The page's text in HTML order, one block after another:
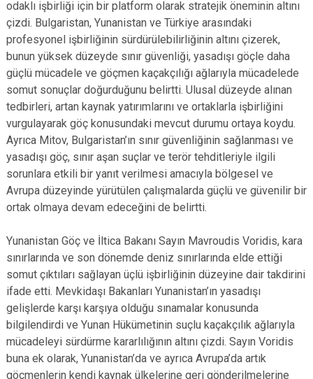
odaklı işbirliği için bir platform olarak stratejik öneminin altını
çizdi. Bulgaristan, Yunanistan ve Türkiye arasındaki
profesyonel işbirliğinin sürdürülebilirliğinin altını çizerek,
bunun yüksek düzeyde sınır güvenliği, yasadışı göçle daha
güçlü mücadele ve göçmen kaçakçılığı ağlarıyla mücadelede
somut sonuçlar doğurduğunu belirtti. Ulusal düzeyde alınan
tedbirleri, artan kaynak yatırımlarını ve ortaklarla işbirliğini
vurgulayarak göç konusundaki mevcut durumu ortaya koydu.
Ayrıca Mitov, Bulgaristan’ın sınır güvenliğinin sağlanması ve
yasadışı göç, sınır aşan suçlar ve terör tehditleriyle ilgili
sorunlara etkili bir yanıt verilmesi amacıyla bölgesel ve
Avrupa düzeyinde yürütülen çalışmalarda güçlü ve güvenilir bir
ortak olmaya devam edeceğini de belirtti.
Yunanistan Göç ve İltica Bakanı Sayın Mavroudis Voridis, kara
sınırlarında ve son dönemde deniz sınırlarında elde ettiği
somut çıktıları sağlayan üçlü işbirliğinin düzeyine dair takdirini
ifade etti. Mevkidaşı Bakanları Yunanistan’ın yasadışı
gelişlerde karşı karşıya olduğu sınamalar konusunda
bilgilendirdi ve Yunan Hükümetinin suçlu kaçakçılık ağlarıyla
mücadeleyi sürdürme kararlılığının altını çizdi. Sayın Voridis
buna ek olarak, Yunanistan’da ve ayrıca Avrupa’da artık
göçmenlerin kendi kaynak ülkelerine geri gönderilmelerine